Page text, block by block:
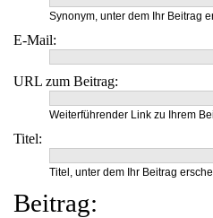
Synonym, unter dem Ihr Beitrag
E-Mail:
URL zum Beitrag:
Weiterführender Link zu Ihrem
Titel:
Titel, unter dem Ihr Beitrag
Beitrag: